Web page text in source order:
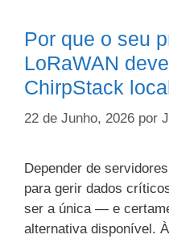
Por que o seu
LoRaWAN
ChirpStack
22 de Junho, 2026 por
Depender de
para gerir dados
ser a única — e
alternativa disponível.